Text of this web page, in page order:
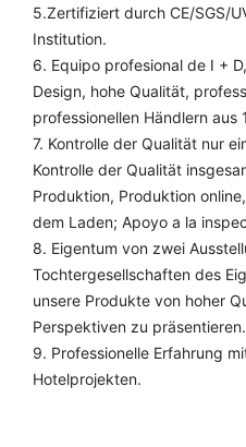
5.Zertifiziert durch CE/SGS/
Institution.
6. Equipo profesional de I +
Design, hohe Qualität,
professionellen Händlern aus
7. Kontrolle der Qualität nur
Kontrolle der Qualität
Produktion, Produktion
dem Laden; Apoyo a la
8. Eigentum von zwei
Tochtergesellschaften des
unsere Produkte von hoher
Perspektiven zu präsentieren.
9. Professionelle Erfahrung
Hotelprojekten.